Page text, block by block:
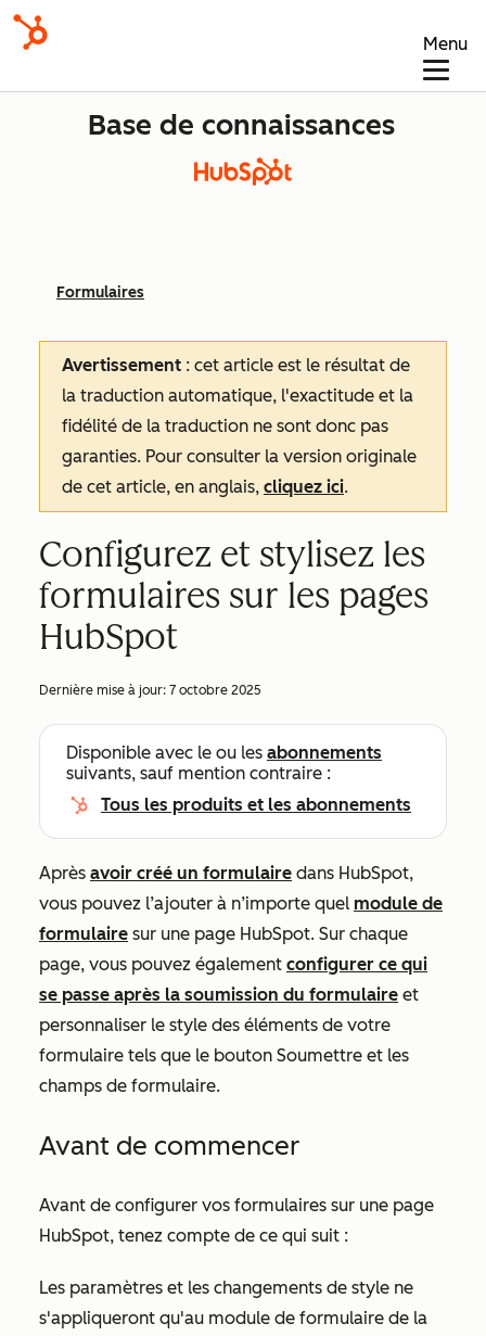
Menu
Base de connaissances
Formulaires
Avertissement : cet article est le résultat de
la traduction automatique, l'exactitude et la
fidélité de la traduction ne sont donc pas
garanties. Pour consulter la version originale
de cet article, en anglais, cliquez ici.
Configurez et stylisez les
formulaires sur les pages
HubSpot
Dernière mise à jour: 7 octobre 2025
Disponible avec le ou les abonnements
suivants, sauf mention contraire :
Tous les produits et les abonnements
Après avoir créé un formulaire dans HubSpot,
vous pouvez l’ajouter à n’importe quel module de
formulaire sur une page HubSpot. Sur chaque
page, vous pouvez également configurer ce qui
se passe après la soumission du formulaire et
personnaliser le style des éléments de votre
formulaire tels que le bouton Soumettre et les
champs de formulaire.
Avant de commencer
Avant de configurer vos formulaires sur une page
HubSpot, tenez compte de ce qui suit :
Les paramètres et les changements de style ne
s'appliqueront qu'au module de formulaire de la